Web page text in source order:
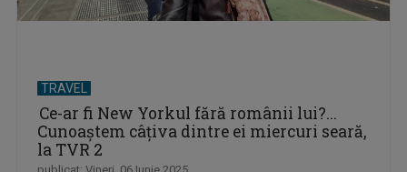
TRAVEL
Ce-ar fi New Yorkul fără românii lui?...
Cunoaştem câţiva dintre ei miercuri seară,
la TVR 2